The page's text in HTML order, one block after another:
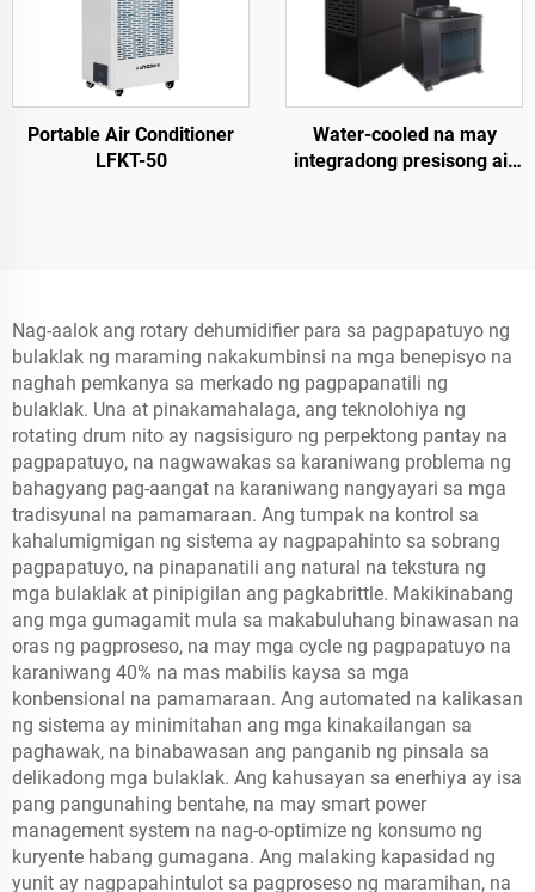
Portable Air Conditioner
LFKT-50
Water-cooled na may
integradong presisong air
Nag-aalok ang rotary dehumidifier para sa pagpapatuyo ng
bulaklak ng maraming nakakumbinsi na mga benepisyo na
naghah pemkanya sa merkado ng pagpapanatili ng
bulaklak. Una at pinakamahalaga, ang teknolohiya ng
rotating drum nito ay nagsisiguro ng perpektong pantay na
pagpapatuyo, na nagwawakas sa karaniwang problema ng
bahagyang pag-aangat na karaniwang nangyayari sa mga
tradisyunal na pamamaraan. Ang tumpak na kontrol sa
kahalumigmigan ng sistema ay nagpapahinto sa sobrang
pagpapatuyo, na pinapanatili ang natural na tekstura ng
mga bulaklak at pinipigilan ang pagkabrittle. Makikinabang
ang mga gumagamit mula sa makabuluhang binawasan na
oras ng pagproseso, na may mga cycle ng pagpapatuyo na
karaniwang 40% na mas mabilis kaysa sa mga
konbensional na pamamaraan. Ang automated na kalikasan
ng sistema ay minimitahan ang mga kinakailangan sa
paghawak, na binabawasan ang panganib ng pinsala sa
delikadong mga bulaklak. Ang kahusayan sa enerhiya ay isa
pang pangunahing bentahe, na may smart power
management system na nag-o-optimize ng konsumo ng
kuryente habang gumagana. Ang malaking kapasidad ng
yunit ay nagpapahintulot sa pagproseso ng maramihan, na